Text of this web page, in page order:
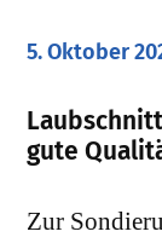
5. Oktober
gute
Zur